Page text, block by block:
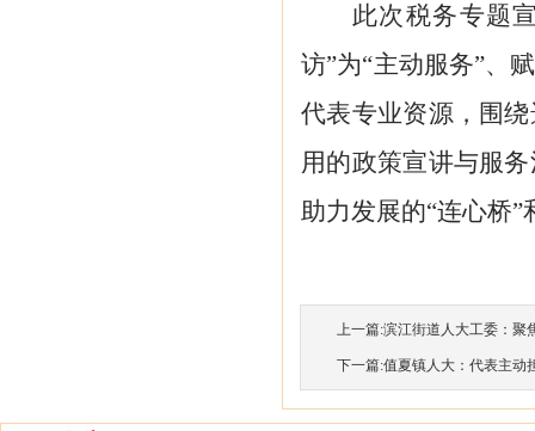
此次税务专题
访”为“主动服务”、
代表专业资源，围
用的政策宣讲与服
助力发展的“连心桥”
上一篇:滨江街道人大工委：聚
下一篇:值夏镇人大：代表主动